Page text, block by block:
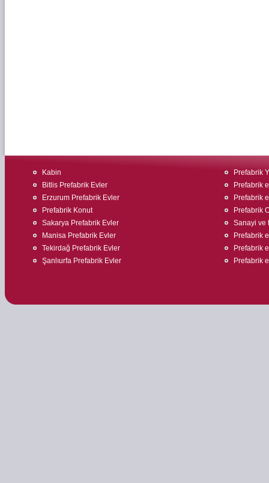
Kabin
Bitlis Prefabrik Evler
Erzurum Prefabrik Evler
Prefabrik Konut
Sakarya Prefabrik Evler
Manisa Prefabrik Evler
Tekirdağ Prefabrik Evler
Şanlıurfa Prefabrik Evler
Prefabrik
Prefabrik
Prefabrik
Prefabrik
Sanayi ve
Prefabrik
Prefabrik
Prefabrik